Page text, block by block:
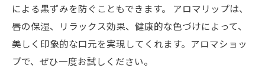
による黒ずみを防ぐこともできます。 アロマリップは、
唇の保湿、リラックス効果、健康的な色づけによって、
美しく印象的な口元を実現してくれます。アロマショッ
プで、ぜひ一度お試しください。